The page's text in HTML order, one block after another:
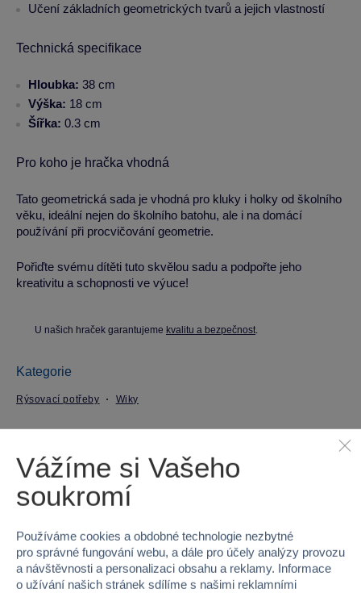
Učení základních geometrických tvarů a jejich vlastností
Technická specifikace
Hloubka: 38 cm
Výška: 18 cm
Šířka: 0.3 cm
Pro koho je hračka vhodná
Tato geometrická sada je vhodná pro kluky i holky od školního
věku, ideální nejen do školního batohu, ale i na domácí
používání při procvičování geometrie.
Pořiďte svému dítěti tuto skvělou sadu a podpořte jeho
kreativitu a schopnosti ve výuce!
U našich hraček garantujeme kvalitu a bezpečnost.
Kategorie
Rýsovací potřeby Wiky
Značka Wiky
Vážíme si Vašeho
soukromí
Používáme cookies a obdobné technologie nezbytné
pro správné fungování webu, a dále pro účely analýzy provozu
a návštěvnosti a personalizaci obsahu a reklamy. Informace
o užívání našich stránek sdílíme s našimi reklamními